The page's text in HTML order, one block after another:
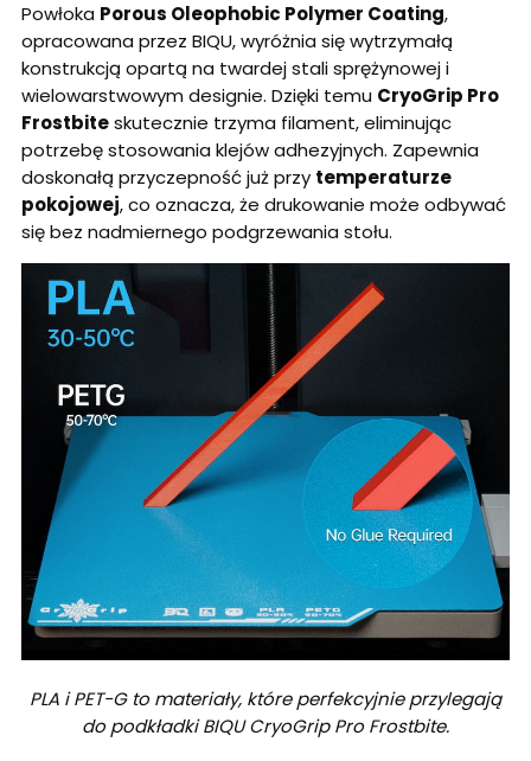
Powłoka Porous Oleophobic Polymer Coating,
opracowana przez BIQU, wyróżnia się wytrzymałą
konstrukcją opartą na twardej stali sprężynowej i
wielowarstwowym designie. Dzięki temu CryoGrip Pro
Frostbiteskutecznie trzyma filament, eliminując
potrzebę stosowania klejów adhezyjnych. Zapewnia
doskonałą przyczepność już przy temperaturze
pokojowej, co oznacza, że drukowanie może odbywać
się bez nadmiernego podgrzewania stołu.
PLA i PET-G to materiały, które perfekcyjnie przylegają
do podkładki BIQU CryoGrip Pro Frostbite.